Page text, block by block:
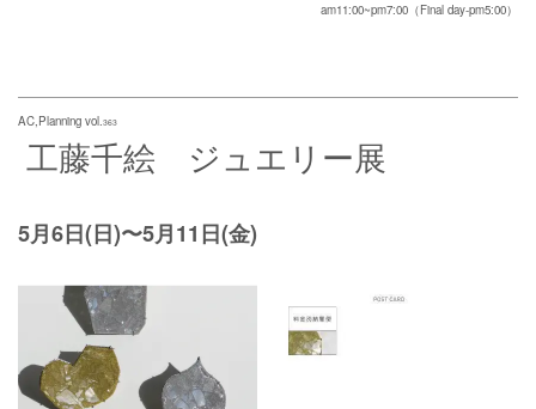
am11:00~pm7:00（Final day-pm5:00）
AC,Planning vol.363
工藤千絵 ジュエリー展
5月6日(日)〜5月11日(金)